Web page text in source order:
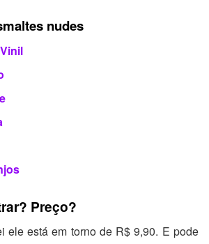
nudes
Preço?
ele está em torno de R$ 9,90. E pode